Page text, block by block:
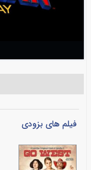
فیلم های بزودی